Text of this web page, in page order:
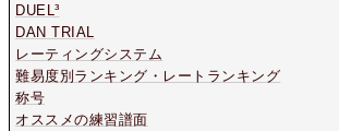
DUEL³
DAN TRIAL
レーティングシステム
難易度別ランキング・レートランキング
称号
オススメの練習譜面